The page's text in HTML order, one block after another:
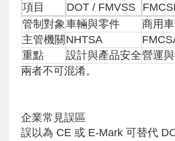
項目 DOT / FMVSS
管制對象車輛與零件
商用
主管機關 NHTSA
重點
設計與產品安全營運
兩者不可混淆。
企業常見誤區
誤以為 CE 或 E-Mark 可替代